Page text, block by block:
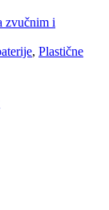
, Plastične